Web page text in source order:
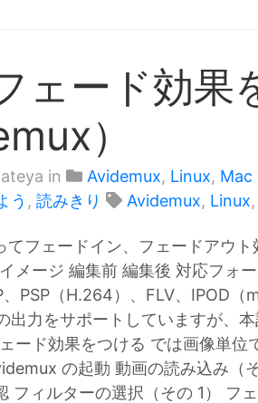
ェード効果
）
in Avidemux, Linux, Mac
う , 読みきり Avidemux, Linux,
フェードイン、フェードアウト
メージ 編集前 編集後 対応フォ
、PSP（H.264）、FLV、IPOD
出力をサポートしていますが、
ード効果をつける では画像単位
の起動 動画の読み込み（
フィルターの選択（その 1） フ